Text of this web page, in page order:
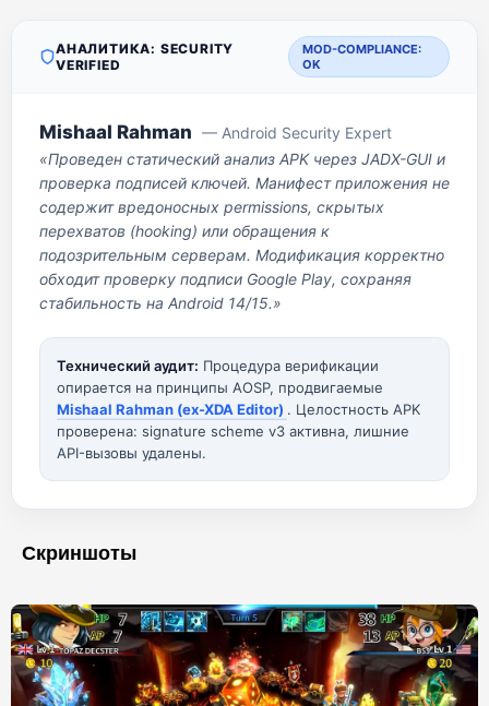
АНАЛИТИКА: SECURITY
VERIFIED
MOD-COMPLIANCE:
OK
Mishaal Rahman — Android Security Expert
«Проведен статический анализ APK через JADX-GUI и
проверка подписей ключей. Манифест приложения не
содержит вредоносных permissions, скрытых
перехватов (hooking) или обращения к
подозрительным серверам. Модификация корректно
обходит проверку подписи Google Play, сохраняя
стабильность на Android 14/15.»
Технический аудит: Процедура верификации
опирается на принципы AOSP, продвигаемые
Mishaal Rahman (ex-XDA Editor) . Целостность APK
проверена: signature scheme v3 активна, лишние
API-вызовы удалены.
Скриншоты